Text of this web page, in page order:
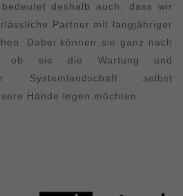
deshalb auch, dass wir
Partner mit langjähriger
Dabei können sie ganz nach
ob sie die Wartung und
Systemlandschaft selbst
Hände legen möchten.